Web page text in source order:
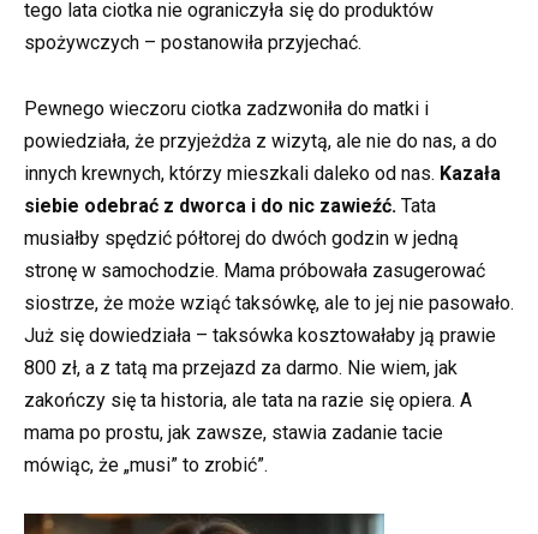
tego lata ciotka nie ograniczyła się do produktów
spożywczych – postanowiła przyjechać.
Pewnego wieczoru ciotka zadzwoniła do matki i
powiedziała, że przyjeżdża z wizytą, ale nie do nas, a do
innych krewnych, którzy mieszkali daleko od nas. Kazała
siebie odebrać z dworca i do nic zawieźć. Tata
musiałby spędzić półtorej do dwóch godzin w jedną
stronę w samochodzie. Mama próbowała zasugerować
siostrze, że może wziąć taksówkę, ale to jej nie pasowało.
Już się dowiedziała – taksówka kosztowałaby ją prawie
800 zł, a z tatą ma przejazd za darmo. Nie wiem, jak
zakończy się ta historia, ale tata na razie się opiera. A
mama po prostu, jak zawsze, stawia zadanie tacie
mówiąc, że „musi” to zrobić”.